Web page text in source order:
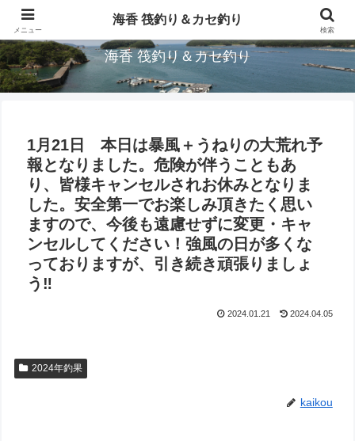
三重県鳥羽市/浦村(うらむら)筏釣り＆カセ釣り海香です。
海香 筏釣り＆カセ釣り
1月21日 本日は暴風＋うねりの大荒れ予
報となりました。危険が伴うこともあ
り、皆様キャンセルされお休みとなりま
した。安全第一でお楽しみ頂きたく思い
ますので、今後も遠慮せずに変更・キャ
ンセルしてください！強風の日が多くな
っておりますが、引き続き頑張りましょ
う‼︎
2024.01.21 2024.04.05
2024年釣果
kaikou
メニュー
海香 筏釣り＆カセ釣り
検索